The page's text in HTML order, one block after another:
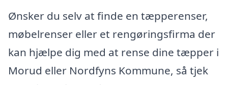
Ønsker du selv at finde en tæpperenser,
møbelrenser eller et rengøringsfirma der
kan hjælpe dig med at rense dine tæpper i
Morud eller Nordfyns Kommune, så tjek